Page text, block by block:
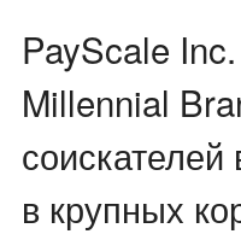
PayScale
Millennial
в крупных